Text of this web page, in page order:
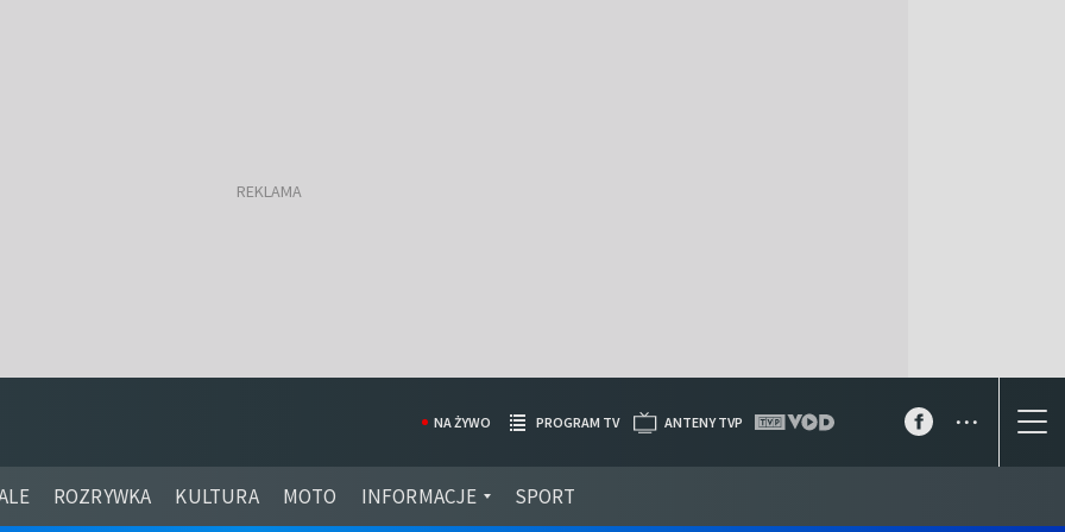
ROZRYWKA KULTURA MOTO INFORMACJE SPORT
NA ŻYWO PROGRAM TV ANTENY TVP ...